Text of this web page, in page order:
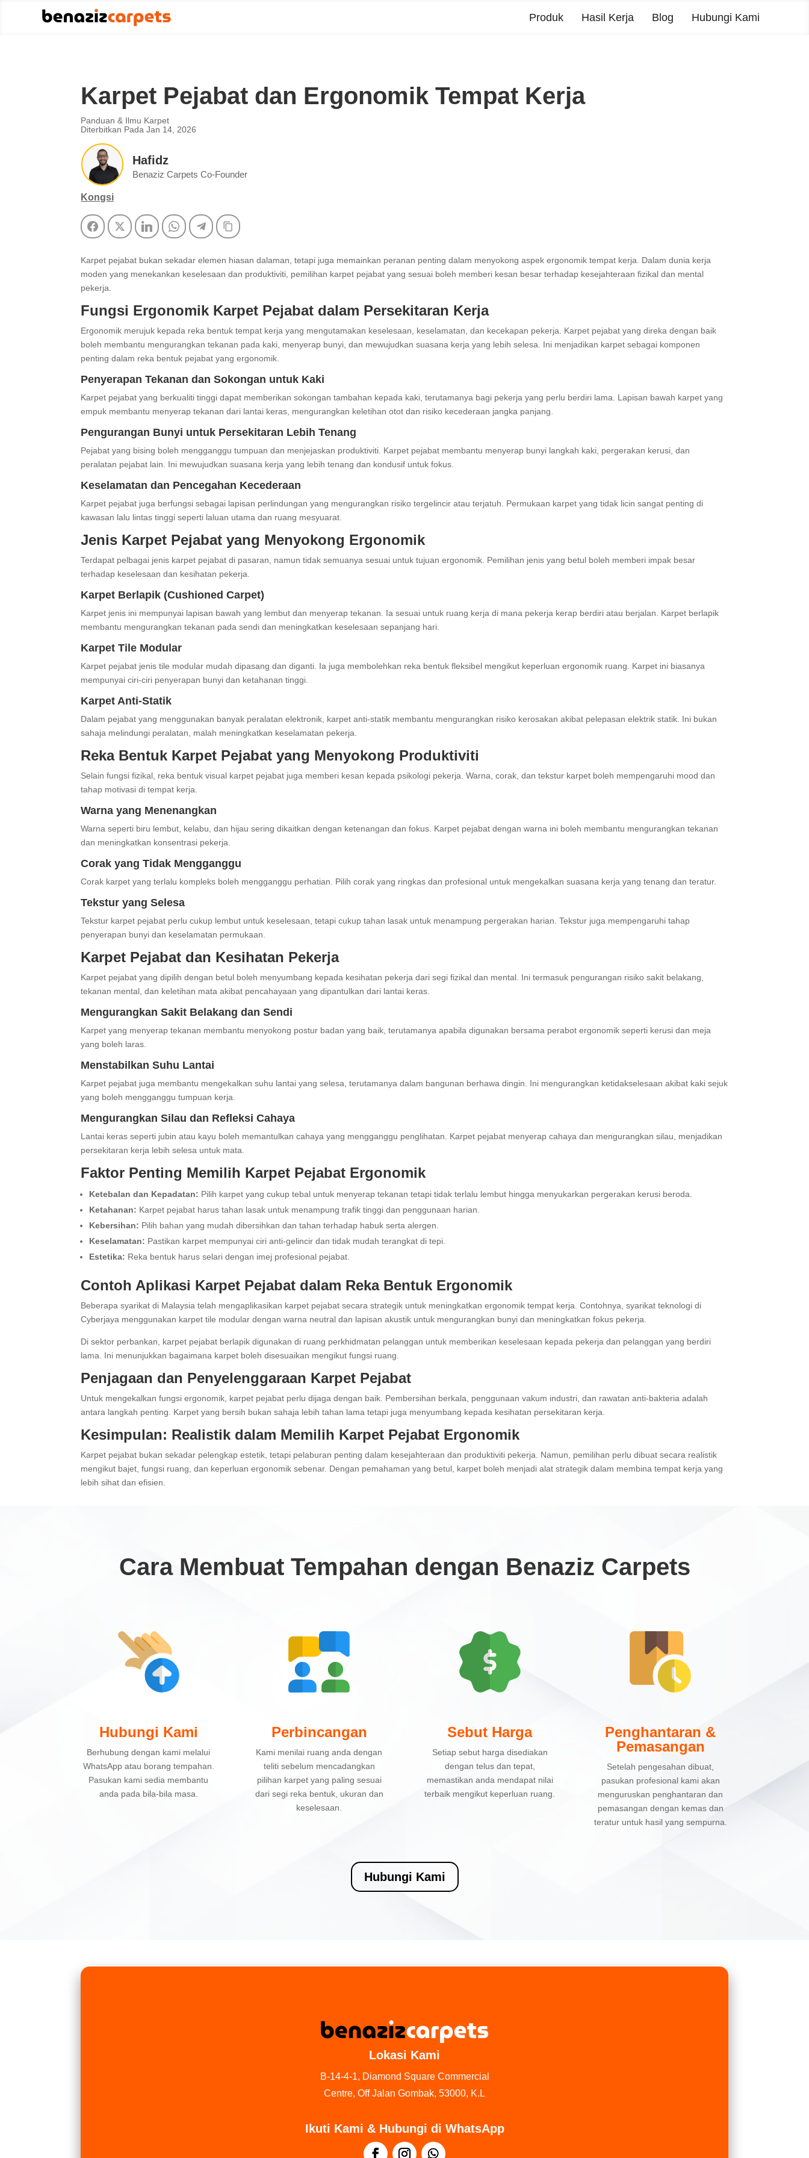
Produk Hasil Kerja Blog Hubungi Kami
Karpet Pejabat dan Ergonomik Tempat Kerja
Panduan & Ilmu Karpet
Diterbitkan Pada Jan 14, 2026
Hafidz
Benaziz Carpets Co-Founder
Kongsi
FacebookTwitter LinkedInWhatsAppTelegramCopy Link
Karpet pejabat bukan sekadar elemen hiasan dalaman, tetapi juga memainkan peranan penting dalam menyokong aspek ergonomik tempat kerja. Dalam dunia kerja
moden yang menekankan keselesaan dan produktiviti, pemilihan karpet pejabat yang sesuai boleh memberi kesan besar terhadap kesejahteraan fizikal dan mental
pekerja.
Fungsi Ergonomik Karpet Pejabat dalam Persekitaran Kerja
Ergonomik merujuk kepada reka bentuk tempat kerja yang mengutamakan keselesaan, keselamatan, dan kecekapan pekerja. Karpet pejabat yang direka dengan baik
boleh membantu mengurangkan tekanan pada kaki, menyerap bunyi, dan mewujudkan suasana kerja yang lebih selesa. Ini menjadikan karpet sebagai komponen
penting dalam reka bentuk pejabat yang ergonomik.
Penyerapan Tekanan dan Sokongan untuk Kaki
Karpet pejabat yang berkualiti tinggi dapat memberikan sokongan tambahan kepada kaki, terutamanya bagi pekerja yang perlu berdiri lama. Lapisan bawah karpet yang
empuk membantu menyerap tekanan dari lantai keras, mengurangkan keletihan otot dan risiko kecederaan jangka panjang.
Pengurangan Bunyi untuk Persekitaran Lebih Tenang
Pejabat yang bising boleh mengganggu tumpuan dan menjejaskan produktiviti. Karpet pejabat membantu menyerap bunyi langkah kaki, pergerakan kerusi, dan
peralatan pejabat lain. Ini mewujudkan suasana kerja yang lebih tenang dan kondusif untuk fokus.
Keselamatan dan Pencegahan Kecederaan
Karpet pejabat juga berfungsi sebagai lapisan perlindungan yang mengurangkan risiko tergelincir atau terjatuh. Permukaan karpet yang tidak licin sangat penting di
kawasan lalu lintas tinggi seperti laluan utama dan ruang mesyuarat.
Jenis Karpet Pejabat yang Menyokong Ergonomik
Terdapat pelbagai jenis karpet pejabat di pasaran, namun tidak semuanya sesuai untuk tujuan ergonomik. Pemilihan jenis yang betul boleh memberi impak besar
terhadap keselesaan dan kesihatan pekerja.
Karpet Berlapik (Cushioned Carpet)
Karpet jenis ini mempunyai lapisan bawah yang lembut dan menyerap tekanan. Ia sesuai untuk ruang kerja di mana pekerja kerap berdiri atau berjalan. Karpet berlapik
membantu mengurangkan tekanan pada sendi dan meningkatkan keselesaan sepanjang hari.
Karpet Tile Modular
Karpet pejabat jenis tile modular mudah dipasang dan diganti. Ia juga membolehkan reka bentuk fleksibel mengikut keperluan ergonomik ruang. Karpet ini biasanya
mempunyai ciri-ciri penyerapan bunyi dan ketahanan tinggi.
Karpet Anti-Statik
Dalam pejabat yang menggunakan banyak peralatan elektronik, karpet anti-statik membantu mengurangkan risiko kerosakan akibat pelepasan elektrik statik. Ini bukan
sahaja melindungi peralatan, malah meningkatkan keselamatan pekerja.
Reka Bentuk Karpet Pejabat yang Menyokong Produktiviti
Selain fungsi fizikal, reka bentuk visual karpet pejabat juga memberi kesan kepada psikologi pekerja. Warna, corak, dan tekstur karpet boleh mempengaruhi mood dan
tahap motivasi di tempat kerja.
Warna yang Menenangkan
Warna seperti biru lembut, kelabu, dan hijau sering dikaitkan dengan ketenangan dan fokus. Karpet pejabat dengan warna ini boleh membantu mengurangkan tekanan
dan meningkatkan konsentrasi pekerja.
Corak yang Tidak Mengganggu
Corak karpet yang terlalu kompleks boleh mengganggu perhatian. Pilih corak yang ringkas dan profesional untuk mengekalkan suasana kerja yang tenang dan teratur.
Tekstur yang Selesa
Tekstur karpet pejabat perlu cukup lembut untuk keselesaan, tetapi cukup tahan lasak untuk menampung pergerakan harian. Tekstur juga mempengaruhi tahap
penyerapan bunyi dan keselamatan permukaan.
Karpet Pejabat dan Kesihatan Pekerja
Karpet pejabat yang dipilih dengan betul boleh menyumbang kepada kesihatan pekerja dari segi fizikal dan mental. Ini termasuk pengurangan risiko sakit belakang,
tekanan mental, dan keletihan mata akibat pencahayaan yang dipantulkan dari lantai keras.
Mengurangkan Sakit Belakang dan Sendi
Karpet yang menyerap tekanan membantu menyokong postur badan yang baik, terutamanya apabila digunakan bersama perabot ergonomik seperti kerusi dan meja
yang boleh laras.
Menstabilkan Suhu Lantai
Karpet pejabat juga membantu mengekalkan suhu lantai yang selesa, terutamanya dalam bangunan berhawa dingin. Ini mengurangkan ketidakselesaan akibat kaki sejuk
yang boleh mengganggu tumpuan kerja.
Mengurangkan Silau dan Refleksi Cahaya
Lantai keras seperti jubin atau kayu boleh memantulkan cahaya yang mengganggu penglihatan. Karpet pejabat menyerap cahaya dan mengurangkan silau, menjadikan
persekitaran kerja lebih selesa untuk mata.
Faktor Penting Memilih Karpet Pejabat Ergonomik
Ketebalan dan Kepadatan: Pilih karpet yang cukup tebal untuk menyerap tekanan tetapi tidak terlalu lembut hingga menyukarkan pergerakan kerusi beroda.
Ketahanan: Karpet pejabat harus tahan lasak untuk menampung trafik tinggi dan penggunaan harian.
Kebersihan: Pilih bahan yang mudah dibersihkan dan tahan terhadap habuk serta alergen.
Keselamatan: Pastikan karpet mempunyai ciri anti-gelincir dan tidak mudah terangkat di tepi.
Estetika: Reka bentuk harus selari dengan imej profesional pejabat.
Contoh Aplikasi Karpet Pejabat dalam Reka Bentuk Ergonomik
Beberapa syarikat di Malaysia telah mengaplikasikan karpet pejabat secara strategik untuk meningkatkan ergonomik tempat kerja. Contohnya, syarikat teknologi di
Cyberjaya menggunakan karpet tile modular dengan warna neutral dan lapisan akustik untuk mengurangkan bunyi dan meningkatkan fokus pekerja.
Di sektor perbankan, karpet pejabat berlapik digunakan di ruang perkhidmatan pelanggan untuk memberikan keselesaan kepada pekerja dan pelanggan yang berdiri
lama. Ini menunjukkan bagaimana karpet boleh disesuaikan mengikut fungsi ruang.
Penjagaan dan Penyelenggaraan Karpet Pejabat
Untuk mengekalkan fungsi ergonomik, karpet pejabat perlu dijaga dengan baik. Pembersihan berkala, penggunaan vakum industri, dan rawatan anti-bakteria adalah
antara langkah penting. Karpet yang bersih bukan sahaja lebih tahan lama tetapi juga menyumbang kepada kesihatan persekitaran kerja.
Kesimpulan: Realistik dalam Memilih Karpet Pejabat Ergonomik
Karpet pejabat bukan sekadar pelengkap estetik, tetapi pelaburan penting dalam kesejahteraan dan produktiviti pekerja. Namun, pemilihan perlu dibuat secara realistik
mengikut bajet, fungsi ruang, dan keperluan ergonomik sebenar. Dengan pemahaman yang betul, karpet boleh menjadi alat strategik dalam membina tempat kerja yang
lebih sihat dan efisien.
Cara Membuat Tempahan dengan Benaziz Carpets
Hubungi Kami
Berhubung dengan kami melalui
WhatsApp atau borang tempahan.
Pasukan kami sedia membantu
anda pada bila-bila masa.
Perbincangan
Kami menilai ruang anda dengan
teliti sebelum mencadangkan
pilihan karpet yang paling sesuai
dari segi reka bentuk, ukuran dan
keselesaan.
Sebut Harga
Setiap sebut harga disediakan
dengan telus dan tepat,
memastikan anda mendapat nilai
terbaik mengikut keperluan ruang.
Penghantaran &
Pemasangan
Setelah pengesahan dibuat,
pasukan profesional kami akan
menguruskan penghantaran dan
pemasangan dengan kemas dan
teratur untuk hasil yang sempurna.
Hubungi Kami
Lokasi Kami
B-14-4-1, Diamond Square Commercial
Centre, Off Jalan Gombak, 53000, K.L
Ikuti Kami & Hubungi di WhatsApp